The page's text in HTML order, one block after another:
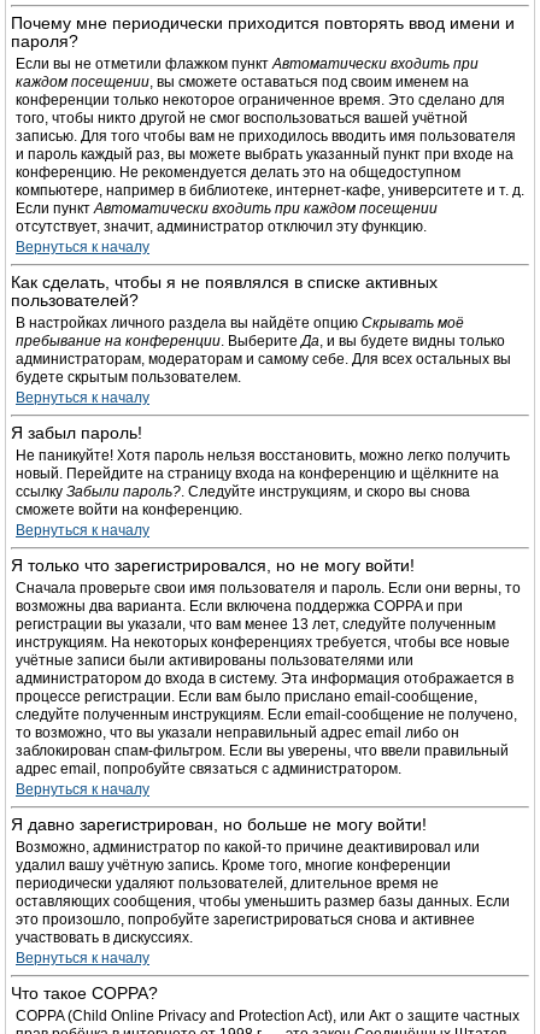
Почему мне периодически приходится повторять ввод имени и
пароля?
Если вы не отметили флажком пунктАвтоматически входить при
каждом посещении, вы сможете оставаться под своим именем на
конференции только некоторое ограниченное время. Это сделано для
того, чтобы никто другой не смог воспользоваться вашей учётной
записью. Для того чтобы вам не приходилось вводить имя пользователя
и пароль каждый раз, вы можете выбрать указанный пункт при входе на
конференцию. Не рекомендуется делать это на общедоступном
компьютере, например в библиотеке, интернет-кафе, университете и т. д.
Если пунктАвтоматически входить при каждом посещении
отсутствует, значит, администратор отключил эту функцию.
Вернуться к началу
Как сделать, чтобы я не появлялся в списке активных
пользователей?
В настройках личного раздела вы найдёте опцию Скрывать моё
пребывание на конференции. ВыберитеДа, и вы будете видны только
администраторам, модераторам и самому себе. Для всех остальных вы
будете скрытым пользователем.
Вернуться к началу
Я забыл пароль!
Не паникуйте! Хотя пароль нельзя восстановить, можно легко получить
новый. Перейдите на страницу входа на конференцию и щёлкните на
ссылку Забыли пароль?. Следуйте инструкциям, и скоро вы снова
сможете войти на конференцию.
Вернуться к началу
Я только что зарегистрировался, но не могу войти!
Сначала проверьте свои имя пользователя и пароль. Если они верны, то
возможны два варианта. Если включена поддержка COPPA и при
регистрации вы указали, что вам менее 13 лет, следуйте полученным
инструкциям. На некоторых конференциях требуется, чтобы все новые
учётные записи были активированы пользователями или
администратором до входа в систему. Эта информация отображается в
процессе регистрации. Если вам было прислано email-сообщение,
следуйте полученным инструкциям. Если email-сообщение не получено,
то возможно, что вы указали неправильный адрес email либо он
заблокирован спам-фильтром. Если вы уверены, что ввели правильный
адрес email, попробуйте связаться с администратором.
Вернуться к началу
Я давно зарегистрирован, но больше не могу войти!
Возможно, администратор по какой-то причине деактивировал или
удалил вашу учётную запись. Кроме того, многие конференции
периодически удаляют пользователей, длительное время не
оставляющих сообщения, чтобы уменьшить размер базы данных. Если
это произошло, попробуйте зарегистрироваться снова и активнее
участвовать в дискуссиях.
Вернуться к началу
Что такое COPPA?
COPPA (Child Online Privacy and Protection Act), или Акт о защите частных